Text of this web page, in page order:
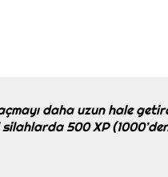
daha uzun hale
500 XP